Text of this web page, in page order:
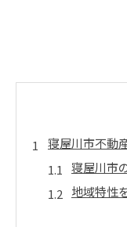
寝屋川市不動
寝屋川市
地域特性